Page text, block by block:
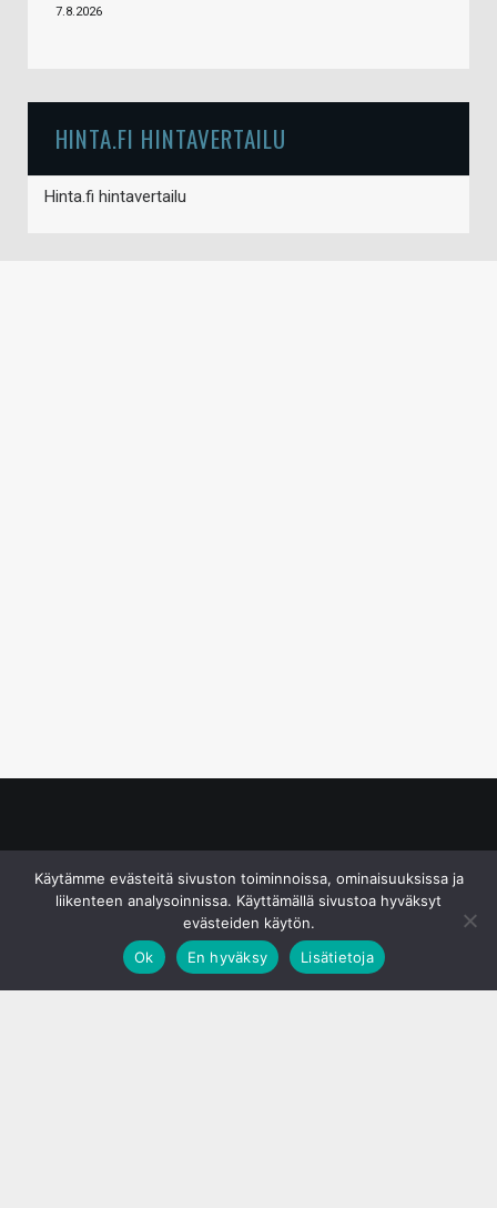
7.8.2026
HINTA.FI HINTAVERTAILU
Hinta.fi hintavertailu
Käytämme evästeitä sivuston toiminnoissa, ominaisuuksissa ja
liikenteen analysoinnissa. Käyttämällä sivustoa hyväksyt
evästeiden käytön.
Ok
En hyväksy Lisätietoja